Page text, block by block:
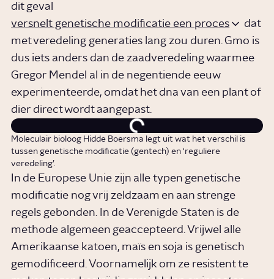
dit geval
versnelt genetische modificatie een proces
dat
met veredeling generaties lang zou duren. Gmo is
dus iets anders dan de zaadveredeling waarmee
Gregor Mendel al in de negentiende eeuw
experimenteerde, omdat het dna van een plant of
dier direct wordt aangepast.
Moleculair bioloog Hidde Boersma legt uit wat het verschil is
tussen genetische modificatie (gentech) en ‘reguliere
veredeling’.
In de Europese Unie zijn alle typen genetische
modificatie nog vrij zeldzaam en aan strenge
regels gebonden. In de Verenigde Staten is de
methode algemeen geaccepteerd. Vrijwel alle
Amerikaanse katoen, maïs en soja is genetisch
gemodificeerd. Voornamelijk om ze resistent te